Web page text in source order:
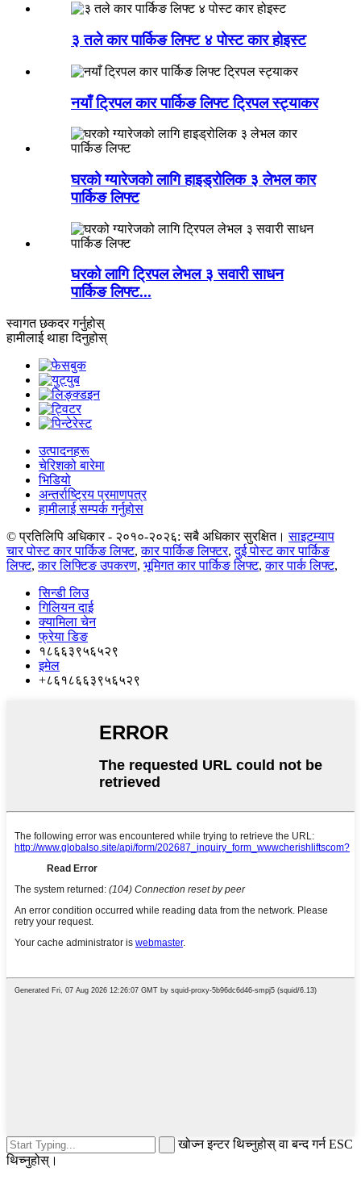
३ तले कार पार्किङ लिफ्ट ४ पोस्ट कार होइस्ट
नयाँ ट्रिपल कार पार्किङ लिफ्ट ट्रिपल स्ट्याकर
घरको ग्यारेजको लागि हाइड्रोलिक ३ लेभल कार
पार्किङ लिफ्ट
घरको लागि ट्रिपल लेभल ३ सवारी साधन
पार्किङ लिफ्ट...
स्वागत छकदर गर्नुहोस्
हामीलाई थाहा दिनुहोस्
उत्पादनहरू
चेरिशको बारेमा
भिडियो
अन्तर्राष्ट्रिय प्रमाणपत्र
हामीलाई सम्पर्क गर्नुहोस
© प्रतिलिपि अधिकार - २०१०-२०२६: सबै अधिकार सुरक्षित। साइटम्याप
चार पोस्ट कार पार्किङ लिफ्ट,कार पार्किङ लिफ्टर,दुई पोस्ट कार पार्किङ
लिफ्ट,कार लिफ्टिङ उपकरण, भूमिगत कार पार्किङ लिफ्ट,कार पार्क लिफ्ट,
सिन्डी लिउ
गिलियन दाई
क्यामिला चेन
फ्रेया डिङ
१८६६३९५६५२९
इमेल
+८६१८६६३९५६५२९
खोज्न इन्टर थिच्नुहोस् वा बन्द गर्न ESC
थिच्नुहोस्।